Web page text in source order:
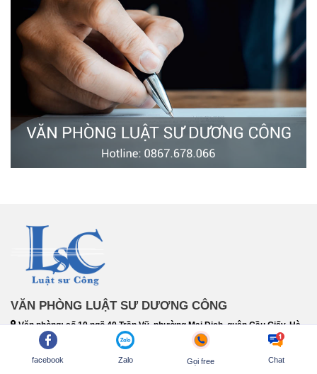
VĂN PHÒNG LUẬT SƯ DƯƠNG CÔNG
Văn phòng: số 10 ngõ 40 Trần Vỹ, phường Mai Dịch, quận Cầu Giấy, Hà
Địa chỉ: Số 59A, ngách 58/23, phố Trần Bình, tổ 24 phường Mai Dịch,
facebook Zalo Gọi free Chat